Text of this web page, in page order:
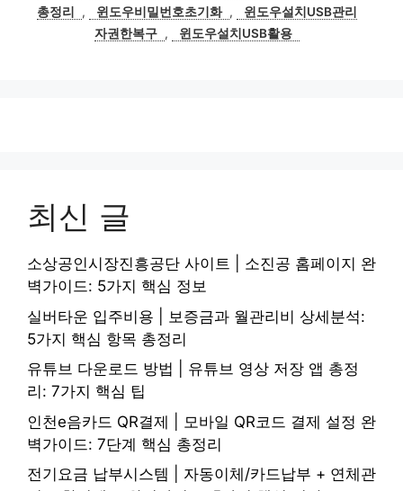
총정리
, 윈도우비밀번호초기화 ,
윈도우설치USB관리
자권한복구 , 윈도우설치USB활용
최신 글
소상공인시장진흥공단 사이트 | 소진공 홈페이지 완
벽가이드: 5가지 핵심 정보
실버타운 입주비용 | 보증금과 월관리비 상세분석:
5가지 핵심 항목 총정리
유튜브 다운로드 방법 | 유튜브 영상 저장 앱 총정
리: 7가지 핵심 팁
인천e음카드 QR결제 | 모바일 QR코드 결제 설정 완
벽가이드: 7단계 핵심 총정리
전기요금 납부시스템 | 자동이체/카드납부 + 연체관